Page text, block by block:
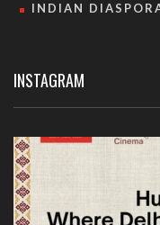
INDIAN
INSTAGRAM